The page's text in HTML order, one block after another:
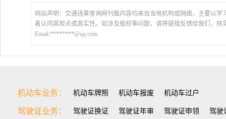
网站声明：交通违章查询网刊载内容均来自当地机构或网络，主要以
着认同其观点或真实性。如涉及版权等问题，请将链接反馈给我们，核
Email:********@qq.com
机动车业务： 机动车牌照 机动车报废 机动车过户
驾驶证业务： 驾驶证换证 驾驶证年审 驾驶证申领 驾驶